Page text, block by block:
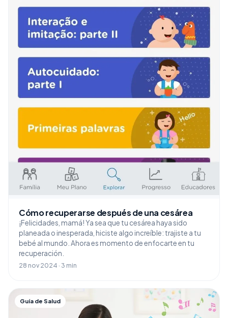
Cómo recuperarse después de una cesárea
¡Felicidades, mamá! Ya sea que tu cesárea haya sido
planeada o inesperada, hiciste algo increíble: trajiste a tu
bebé al mundo. Ahora es momento de enfocarte en tu
recuperación.
28 nov 2024 · 3 min
Guía de Salud